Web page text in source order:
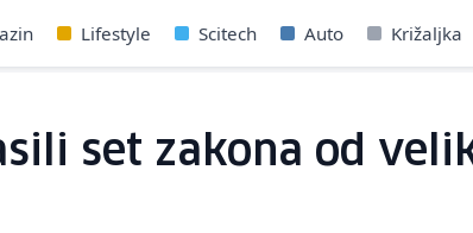
Lifestyle Scitech Auto Križaljka
set zakona od